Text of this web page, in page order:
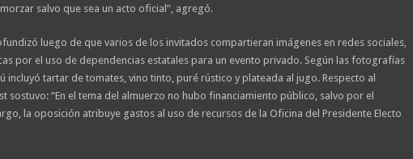
salvo que sea un acto oficial”, agregó.
luego de que varios de los invitados compartieran imágenes en redes sociales,
por el uso de dependencias estatales para un evento privado. Según las fotografías
incluyó tartar de tomates, vino tinto, puré rústico y plateada al jugo. Respecto al
sostuvo: “En el tema del almuerzo no hubo financiamiento público, salvo por el
la oposición atribuye gastos al uso de recursos de la Oficina del Presidente Electo